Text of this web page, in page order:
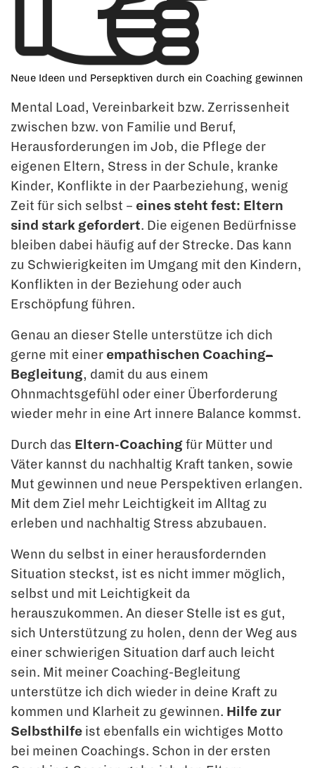
Neue Ideen und Persepktiven durch ein Coaching gewinnen
Mental Load, Vereinbarkeit bzw. Zerrissenheit
zwischen bzw. von Familie und Beruf,
Herausforderungen im Job, die Pflege der
eigenen Eltern, Stress in der Schule, kranke
Kinder, Konflikte in der Paarbeziehung, wenig
Zeit für sich selbst – eines steht fest: Eltern
sind stark gefordert. Die eigenen Bedürfnisse
bleiben dabei häufig auf der Strecke. Das kann
zu Schwierigkeiten im Umgang mit den Kindern,
Konflikten in der Beziehung oder auch
Erschöpfung führen.
Genau an dieser Stelle unterstütze ich dich
gerne mit einer empathischen Coaching–
Begleitung, damit du aus einem
Ohnmachtsgefühl oder einer Überforderung
wieder mehr in eine Art innere Balance kommst.
Durch das Eltern-Coaching für Mütter und
Väter kannst du nachhaltig Kraft tanken, sowie
Mut gewinnen und neue Perspektiven erlangen.
Mit dem Ziel mehr Leichtigkeit im Alltag zu
erleben und nachhaltig Stress abzubauen.
Wenn du selbst in einer herausfordernden
Situation steckst, ist es nicht immer möglich,
selbst und mit Leichtigkeit da
herauszukommen. An dieser Stelle ist es gut,
sich Unterstützung zu holen, denn der Weg aus
einer schwierigen Situation darf auch leicht
sein. Mit meiner Coaching-Begleitung
unterstütze ich dich wieder in deine Kraft zu
kommen und Klarheit zu gewinnen. Hilfe zur
Selbsthilfe ist ebenfalls ein wichtiges Motto
bei meinen Coachings. Schon in der ersten